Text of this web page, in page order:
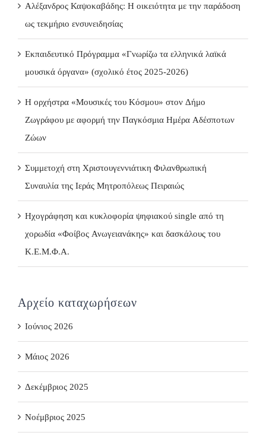
Αλέξανδρος Καψοκαβάδης: Η οικειότητα με την παράδοση
ως τεκμήριο ενσυνειδησίας
Εκπαιδευτικό Πρόγραμμα «Γνωρίζω τα ελληνικά λαϊκά
μουσικά όργανα» (σχολικό έτος 2025-2026)
Η ορχήστρα «Μουσικές του Κόσμου» στον Δήμο
Ζωγράφου με αφορμή την Παγκόσμια Ημέρα Αδέσποτων
Ζώων
Συμμετοχή στη Χριστουγεννιάτικη Φιλανθρωπική
Συναυλία της Ιεράς Μητροπόλεως Πειραιώς
Ηχογράφηση και κυκλοφορία ψηφιακού single από τη
χορωδία «Φοίβος Ανωγειανάκης» και δασκάλους του
Κ.Ε.Μ.Φ.Α.
Αρχείο καταχωρήσεων
Ιούνιος 2026
Μάιος 2026
Δεκέμβριος 2025
Νοέμβριος 2025